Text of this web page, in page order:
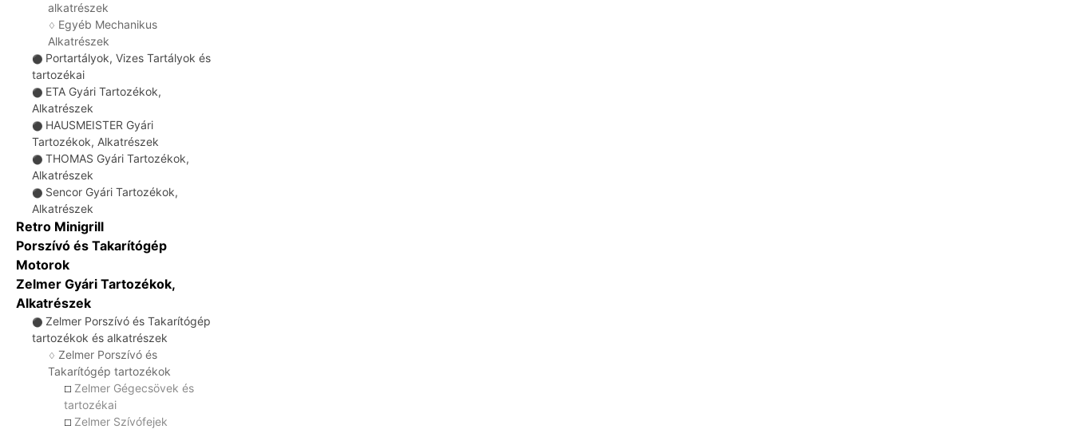
alkatrészek
♢ Egyéb Mechanikus
Alkatrészek
⚫ Portartályok, Vizes Tartályok és
tartozékai
⚫ ETA Gyári Tartozékok,
Alkatrészek
⚫ HAUSMEISTER Gyári
Tartozékok, Alkatrészek
⚫ THOMAS Gyári Tartozékok,
Alkatrészek
⚫ Sencor Gyári Tartozékok,
Alkatrészek
Retro Minigrill
Porszívó és Takarítógép
Motorok
Zelmer Gyári Tartozékok,
Alkatrészek
⚫ Zelmer Porszívó és Takarítógép
tartozékok és alkatrészek
♢ Zelmer Porszívó és
Takarítógép tartozékok
☐ Zelmer Gégecsövek és
tartozékai
☐ Zelmer Szívófejek